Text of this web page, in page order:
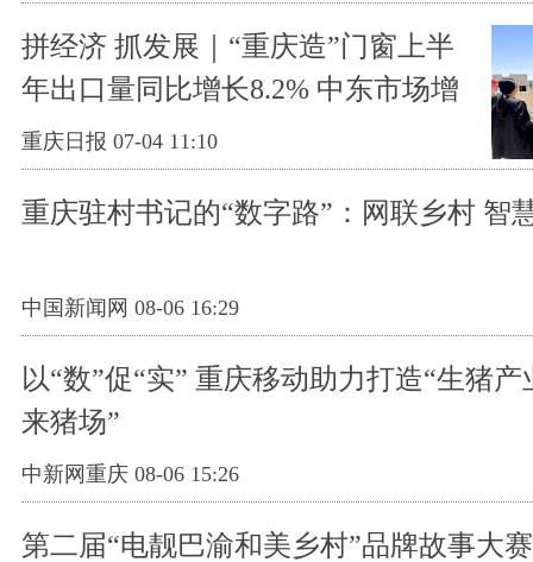
拼经济 抓发展｜“重庆造”门窗上半
年出口量同比增长8.2% 中东市场增
幅明显
重庆日报 07-04 11:10
重庆驻村书记的“数字路”：网联乡村 智
中国新闻网 08-06 16:29
以“数”促“实” 重庆移动助力打造“生猪
来猪场”
中新网重庆 08-06 15:26
第二届“电靓巴渝和美乡村”品牌故事大